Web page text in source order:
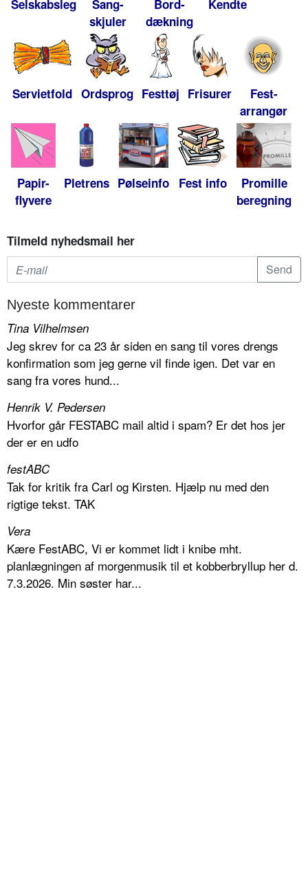
Selskabsleg
Sang-
skjuler
Bord-
dækning
Kendte
Servietfold Ordsprog Festtøj Frisurer
Fest-
arrangør
Papir-
flyvere
Pletrens Pølseinfo Fest info
Promille
beregning
Tilmeld nyhedsmail her
Nyeste kommentarer
Tina Vilhelmsen
Jeg skrev for ca 23 år siden en sang til vores drengs
konfirmation som jeg gerne vil finde igen. Det var en
sang fra vores hund...
Henrik V. Pedersen
Hvorfor går FESTABC mail altid i spam? Er det hos jer
der er en udfo
festABC
Tak for kritik fra Carl og Kirsten. Hjælp nu med den
rigtige tekst. TAK
Vera
Kære FestABC, Vi er kommet lidt i knibe mht.
planlægningen af morgenmusik til et kobberbryllup her d.
7.3.2026. Min søster har...